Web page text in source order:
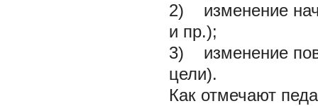
2) изменение
и пр.);
3) изменение
цели).
Как отмечают